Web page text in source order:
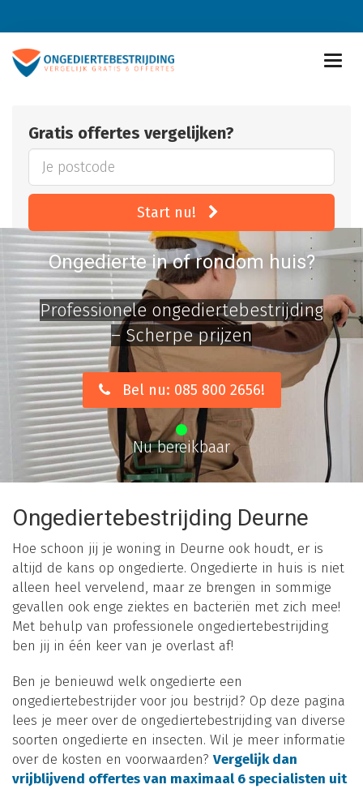
Gratis offertes vergelijken?
Start nu!
Ongedierte in of rondom huis?
Professionele ongediertebestrijding
– Scherpe prijzen
Bel nu: 085 800 2656!
Nu bereikbaar
Ongediertebestrijding Deurne
Hoe schoon jij je woning in Deurne ook houdt, er is
altijd de kans op ongedierte. Ongedierte in huis is niet
alleen heel vervelend, maar ze brengen in sommige
gevallen ook enge ziektes en bacteriën met zich mee!
Met behulp van professionele ongediertebestrijding
ben jij in één keer van je overlast af!
Ben je benieuwd welk ongedierte een
ongediertebestrijder voor jou bestrijd? Op deze pagina
lees je meer over de ongediertebestrijding van diverse
soorten ongedierte en insecten. Wil je meer informatie
over de kosten en voorwaarden? Vergelijk dan
vrijblijvend offertes van maximaal 6 specialisten uit